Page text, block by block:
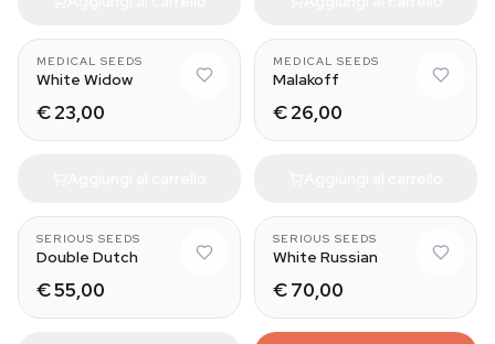
MEDICAL SEEDS
White Widow
€ 23,00
MEDICAL SEEDS
Malakoff
€ 26,00
SERIOUS SEEDS
Double Dutch
€ 55,00
SERIOUS SEEDS
White Russian
€ 70,00